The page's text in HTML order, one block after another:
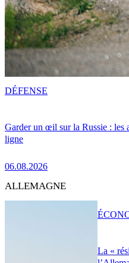
Garder un œil sur la Russie : les
ligne
06.08.2026
DÉFENSE
ALLEMAGNE
La «